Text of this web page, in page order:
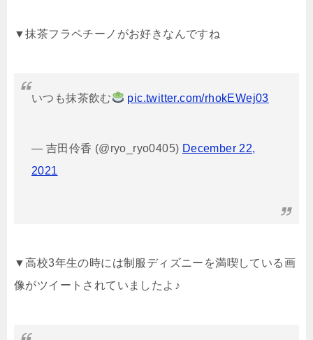
▼抹茶フラペチーノがお好きなんですね
いつも抹茶飲む pic.twitter.com/rhokEWej03
— 吉田伶香 (@ryo_ryo0405) December 22,
2021
▼高校3年生の時には制服ディズニーを満喫している画
像がツイートされていましたよ♪